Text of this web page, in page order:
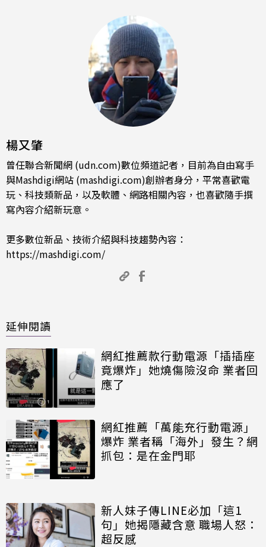
楊又肇
曾任聯合新聞網 (udn.com)數位頻道記者，目前為自由寫手
與Mashdigi網站 (mashdigi.com)創辦者身分，平常喜歡電
玩、科技類新品，以及軟體、網路相關內容，也喜歡隨手撰
寫內容介紹新玩意。
更多數位新品、技術介紹與科技趨勢內容：
https://mashdigi.com/
延伸閱讀
網紅推薦款行動電源「插插座
竟爆炸」她燒傷險沒命 業者回
應了
網紅推薦「萬能充行動電源」
爆炸 業者稱「海外」發生？網
抓包：是在金門耶
新人妹子傳LINE必加「這1
句」她揭隱藏含意 職場人怒：
超反感